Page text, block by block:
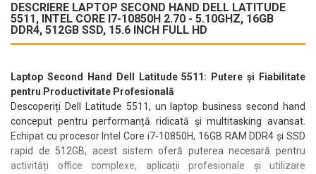
DESCRIERE LAPTOP SECOND HAND DELL LATITUDE
5511, INTEL CORE I7-10850H 2.70 - 5.10GHZ, 16GB
DDR4, 512GB SSD, 15.6 INCH FULL HD
Laptop Second Hand Dell Latitude 5511: Putere și Fiabilitate
pentru Productivitate Profesională
Descoperiți Dell Latitude 5511, un laptop business second hand
conceput pentru performanță ridicată și multitasking avansat.
Echipat cu procesor Intel Core i7-10850H, 16GB RAM DDR4 și SSD
rapid de 512GB, acest sistem oferă puterea necesară pentru
activități office complexe, aplicații profesionale și utilizare